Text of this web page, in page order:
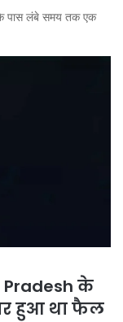
पास लंबे समय तक एक
Pradesh के
हुआ था फैल